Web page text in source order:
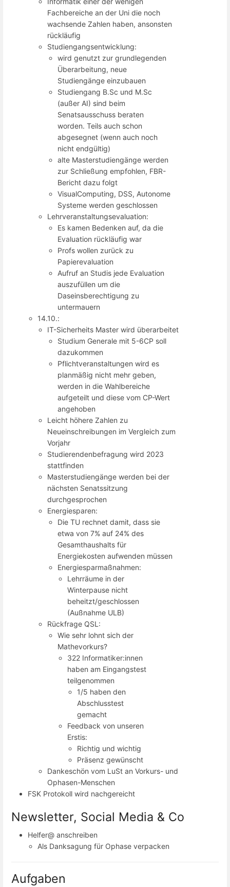
Fachbereiche an der Uni die noch
wachsende Zahlen haben, ansonsten
rückläufig
Studiengangsentwicklung:
wird genutzt zur grundlegenden
Überarbeitung, neue
Studiengänge einzubauen
Studiengang B.Sc und M.Sc
(außer AI) sind beim
Senatsausschuss beraten
worden. Teils auch schon
abgesegnet (wenn auch noch
nicht endgültig)
alte Masterstudiengänge werden
zur Schließung empfohlen, FBR-
Bericht dazu folgt
VisualComputing, DSS, Autonome
Systeme werden geschlossen
Lehrveranstaltungsevaluation:
Es kamen Bedenken auf, da die
Evaluation rückläufig war
Profs wollen zurück zu
Papierevaluation
Aufruf an Studis jede Evaluation
auszufüllen um die
Daseinsberechtigung zu
untermauern
14.10.:
IT-Sicherheits Master wird überarbeitet
Studium Generale mit 5-6CP soll
dazukommen
Pflichtveranstaltungen wird es
planmäßig nicht mehr geben,
werden in die Wahlbereiche
aufgeteilt und diese vom CP-Wert
angehoben
Leicht höhere Zahlen zu
Neueinschreibungen im Vergleich zum
Vorjahr
Studierendenbefragung wird 2023
stattfinden
Masterstudiengänge werden bei der
nächsten Senatssitzung
durchgesprochen
Energiesparen:
Die TU rechnet damit, dass sie
etwa von 7% auf 24% des
Gesamthaushalts für
Energiekosten aufwenden müssen
Energiesparmaßnahmen:
Lehrräume in der
Winterpause nicht
beheitzt/geschlossen
(Außnahme ULB)
Rückfrage QSL:
Wie sehr lohnt sich der
Mathevorkurs?
322 Informatiker:innen
haben am Eingangstest
teilgenommen
1/5 haben den
Abschlusstest
gemacht
Feedback von unseren
Erstis:
Richtig und wichtig
Präsenz gewünscht
Dankeschön vom LuSt an Vorkurs- und
Ophasen-Menschen
FSK Protokoll wird nachgereicht
Newsletter, Social Media & Co
Helfer@ anschreiben
Als Danksagung für Ophase verpacken
Aufgaben